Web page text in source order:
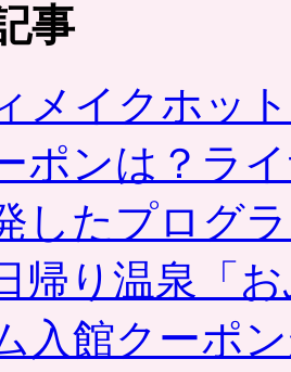
事
メイクホッ
ポンは？ラ
したプログ
帰り温泉「
入館クーポ